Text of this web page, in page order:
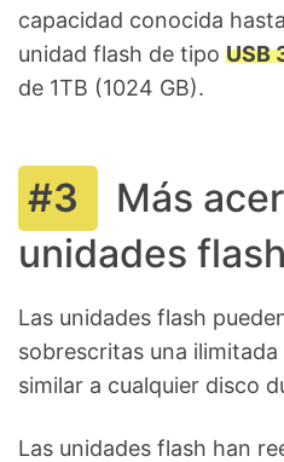
capacidad conocida
unidad flash de tipo USB
de 1TB (1024 GB).
Más
unidades flash
Las unidades flash
sobrescritas una
similar a cualquier disco
Las unidades flash han